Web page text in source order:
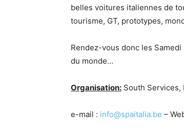
belles voitures italiennes de
tourisme, GT, prototypes,
Rendez-vous donc les
du monde…
Organisation: South Services,
e-mail : info@spaitalia.be –